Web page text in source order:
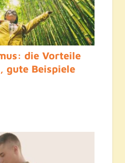
die Vorteile
gute Beispiele